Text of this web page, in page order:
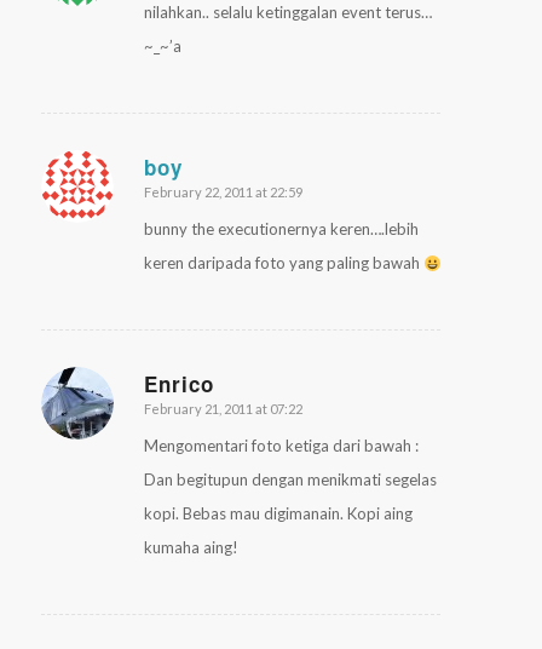
nilahkan.. selalu ketinggalan event terus…
~_~’a
boy
says:
February 22, 2011 at 22:59
bunny the executionernya keren….lebih
keren daripada foto yang paling bawah
Enrico
says:
February 21, 2011 at 07:22
Mengomentari foto ketiga dari bawah :
Dan begitupun dengan menikmati segelas
kopi. Bebas mau digimanain. Kopi aing
kumaha aing!